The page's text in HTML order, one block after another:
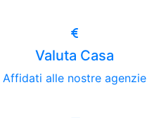
Valuta Casa
Affidati alle nostre agenzie